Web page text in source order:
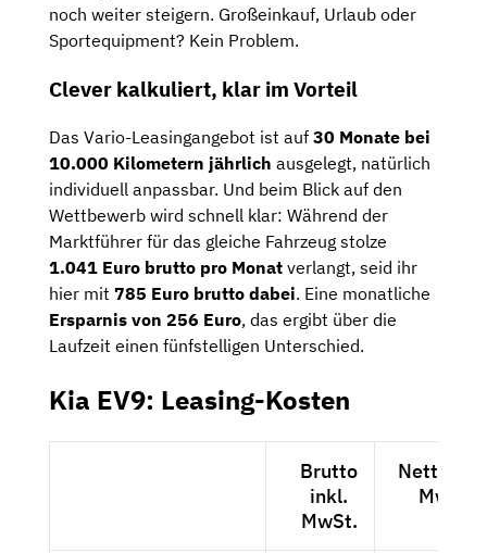
noch weiter steigern. Großeinkauf, Urlaub oder
Sportequipment? Kein Problem.
Clever kalkuliert, klar im Vorteil
Das Vario-Leasingangebot ist auf 30 Monate bei
10.000 Kilometern jährlich ausgelegt, natürlich
individuell anpassbar. Und beim Blick auf den
Wettbewerb wird schnell klar: Während der
Marktführer für das gleiche Fahrzeug stolze
1.041 Euro brutto pro Monat verlangt, seid ihr
hier mit 785 Euro brutto dabei. Eine monatliche
Ersparnis von 256 Euro, das ergibt über die
Laufzeit einen fünfstelligen Unterschied.
Kia EV9: Leasing-Kosten
Brutto
inkl.
MwSt.
Netto
MwSt.